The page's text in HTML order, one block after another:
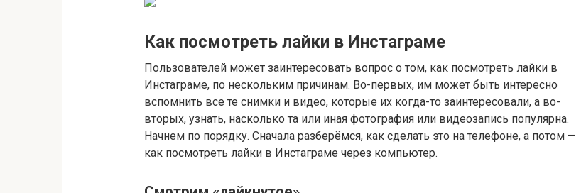
Как посмотреть лайки в Инстаграме
Пользователей может заинтересовать вопрос о том, как посмотреть лайки в
Инстаграме, по нескольким причинам. Во-первых, им может быть интересно
вспомнить все те снимки и видео, которые их когда-то заинтересовали, а во-
вторых, узнать, насколько та или иная фотография или видеозапись популярна.
Начнем по порядку. Сначала разберёмся, как сделать это на телефоне, а потом —
как посмотреть лайки в Инстаграме через компьютер.